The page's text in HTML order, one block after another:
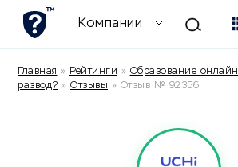
Компании
Главная » Рейтинги » Образование онлайн
развод? » Отзывы » Отзыв № 92356